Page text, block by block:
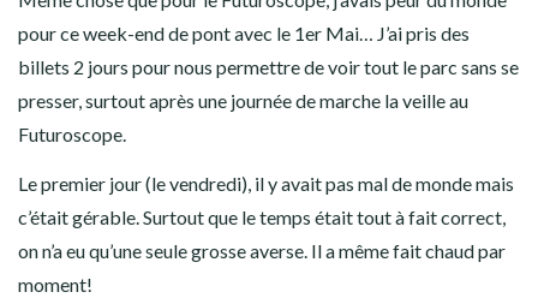
pour ce week-end de pont avec le 1er Mai… J’ai pris des
billets 2 jours pour nous permettre de voir tout le parc sans se
presser, surtout après une journée de marche la veille au
Futuroscope.
Le premier jour (le vendredi), il y avait pas mal de monde mais
c’était gérable. Surtout que le temps était tout à fait correct,
on n’a eu qu’une seule grosse averse. Il a même fait chaud par
moment!